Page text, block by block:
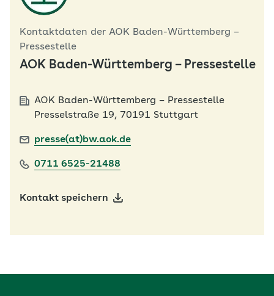
Kontaktdaten der AOK Baden-Württemberg –
Pressestelle
AOK Baden-Württemberg – Pressestelle
AOK Baden-Württemberg – Pressestelle
Presselstraße 19, 70191 Stuttgart
presse(at)bw.aok.de
0711 6525-21488
Kontakt speichern